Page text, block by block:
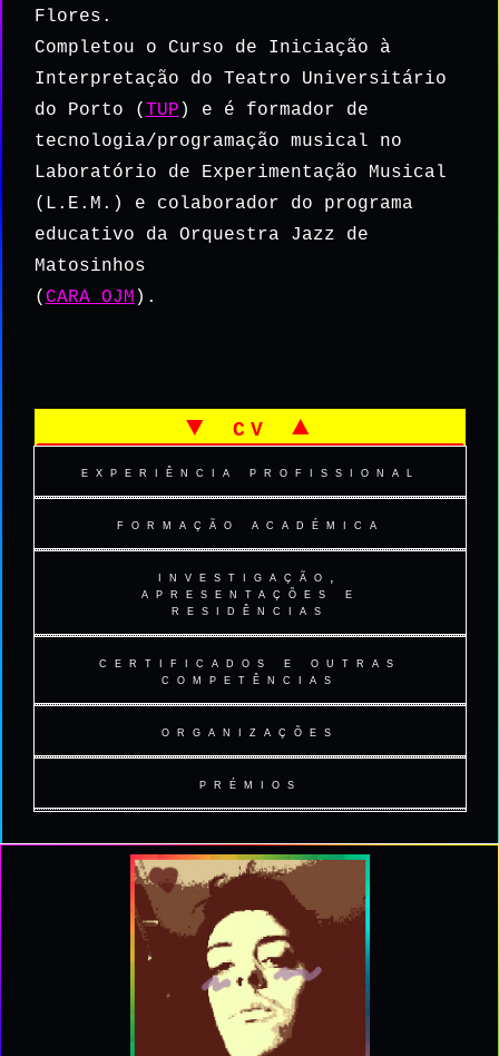
Flores.
Completou o Curso de Iniciação à
Interpretação do Teatro Universitário
do Porto ( TUP ) e é formador de
tecnologia/programação musical no
Laboratório de Experimentação Musical
(L.E.M.) e colaborador do programa
educativo da Orquestra Jazz de
Matosinhos
( CARA OJM ).
▼ cv ▲
experiência profissional
▫ EPROMAT ▫
out/2022 - presente . formador
(desde 2022) Formador das
disciplinas de Fotografia,
Fotografia Digital e Produção de
Exposição de Fotografias a CEF (9º)
Operador/a de Fotografia.
disciplinas Técnicas de Multimédia
e Design, Comunicação e
Audiovisuais no curso profissional
Técnico/a e Multimédia (ensino
▫ Orquestra Jazz de Matosinhos ▫
formação académica
▫ Faculdade de Engenharia da
Universidade do Porto (FEUP) ▫
set/2017 - jul/2019 . Mestrado
Interactiva e Design de Som
"Music with Plants:
Cultivating Bonds Between Grade-
Schoolers and Nature through Sound
Design"
Orientador
Rui Penha ;Co-
orientador
:Filipe Lopes
▫ Escola Superior Artística do Porto
(ESAP) ▫
investigação,
apresentações e
residências
Aprenda V. Mesme: Música no
Computador - Digitalmente @ Pedreira▫
Oficina de produção de músical no
computador recurso software de
acesso livre. Esta oficina ocorreu
no âmbito do projecto Casyta da
Pedreira.
Porto Electronic Music Symposium
▫
certificados e outras
competências
▫ teletext is resistance - oficina (4h)
(11 Abr/2025): Raquel Meyers,
Processing Community Day 25, FBAUP
▫ artefactos ressonantes: como pode a
tecnologia ajudar-nos a auscultar o mundo
- oficina ▫
(5 Out/2024): Filipe Lopes, José
Alberto Gomes, Porto Electronic
organizações
▫ fúria de boi - associação cultural ▫
mesa de assembleia.
(2024 - presente): membro fundador e
presidente da direção.
Site oficial >>
prémios
▫ safari fotográfico juvenil - 1º prémio
(nov/2009): Instituto Multimédia
▫ safari fotográfico juvenil - menção
honrosa ▫